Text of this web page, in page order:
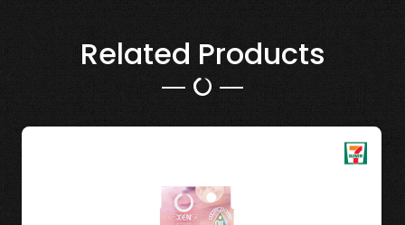
Related Products